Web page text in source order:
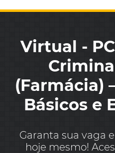
Virtual -
(Farmácia)
Básicos e
Garanta sua vaga
hoje mesmo!